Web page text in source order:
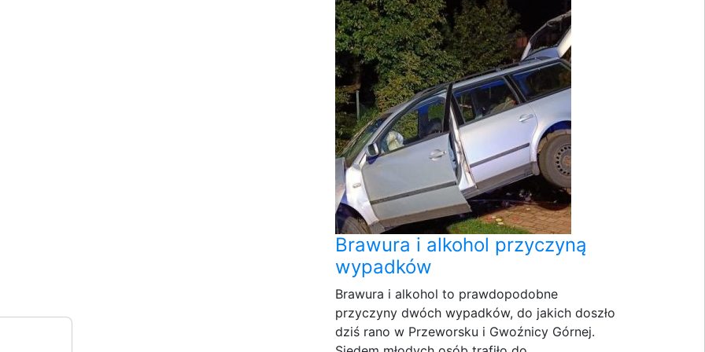
Brawura i alkohol przyczyną
wypadków
Brawura i alkohol to prawdopodobne
przyczyny dwóch wypadków, do jakich doszło
dziś rano w Przeworsku i Gwoźnicy Górnej.